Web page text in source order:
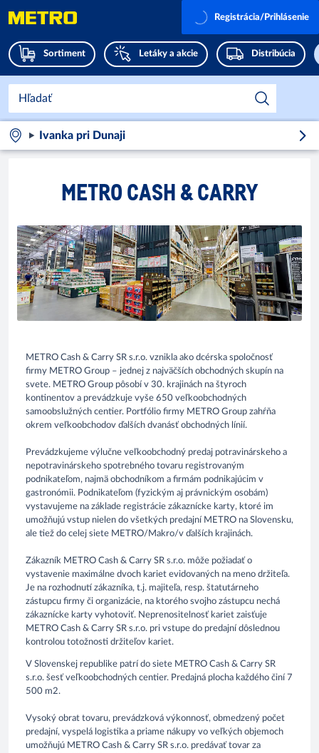
Sortiment Letáky a akcie Distribúcia
Registrácia/Prihlásenie
Ivanka pri Dunaji
METRO CASH & CARRY
METRO Cash & Carry SR s.r.o. vznikla ako dcérska spoločnosť
firmy METRO Group – jednej z najväčších obchodných skupín na
svete. METRO Group pôsobí v 30. krajinách na štyroch
kontinentov a prevádzkuje vyše 650 veľkoobchodných
samoobslužných centier. Portfólio firmy METRO Group zahŕňa
okrem veľkoobchodov ďalších dvanásť obchodných línií.
Prevádzkujeme výlučne veľkoobchodný predaj potravinárskeho a
nepotravinárskeho spotrebného tovaru registrovaným
podnikateľom, najmä obchodníkom a firmám podnikajúcim v
gastronómii. Podnikateľom (fyzickým aj právnickým osobám)
vystavujeme na základe registrácie zákaznícke karty, ktoré im
umožňujú vstup nielen do všetkých predajní METRO na Slovensku,
ale tiež do celej siete METRO/Makro/v ďalších krajinách.
Zákazník METRO Cash & Carry SR s.r.o. môže požiadať o
vystavenie maximálne dvoch kariet evidovaných na meno držiteľa.
Je na rozhodnutí zákazníka, t.j. majiteľa, resp. štatutárneho
zástupcu firmy či organizácie, na ktorého svojho zástupcu nechá
zákaznícke karty vyhotoviť. Neprenositelnosť kariet zaisťuje
METRO Cash & Carry SR s.r.o. pri vstupe do predajní dôslednou
kontrolou totožnosti držiteľov kariet.
V Slovenskej republike patrí do siete METRO Cash & Carry SR
s.r.o. šesť veľkoobchodných centier. Predajná plocha každého činí 7
500 m2.
Vysoký obrat tovaru, prevádzková výkonnosť, obmedzený počet
predajní, vyspelá logistika a priame nákupy vo veľkých objemoch
umožňujú METRO Cash & Carry SR s.r.o. predávať tovar za